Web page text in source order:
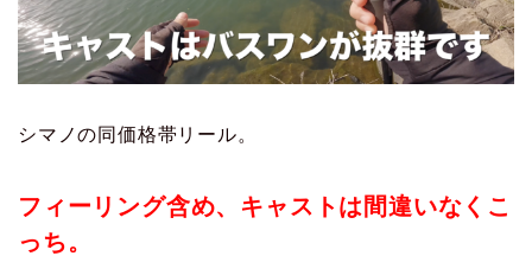
シマノの同価格帯リール。
フィーリング含め、キャストは間違いなくこ
っち。